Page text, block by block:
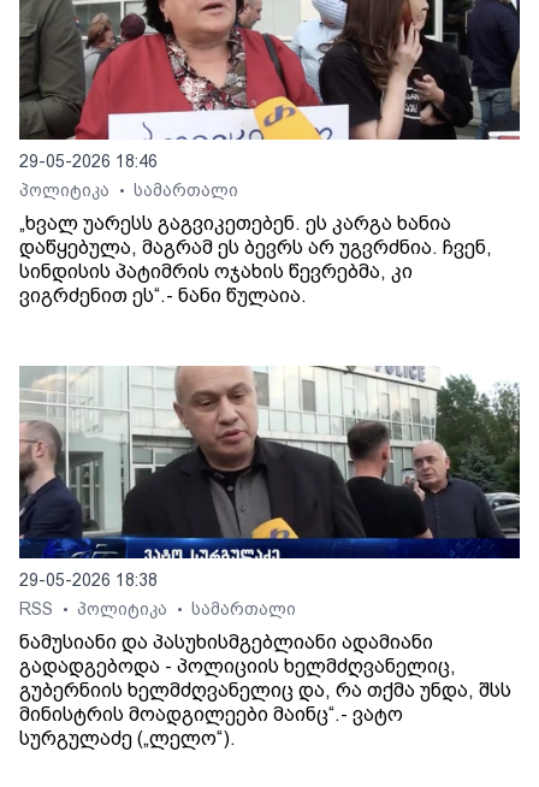
29-05-2026 18:46
პოლიტიკა
• სამართალი
„ხვალ უარესს გაგვიკეთებენ. ეს კარგა ხანია
დაწყებულა, მაგრამ ეს ბევრს არ უგვრძნია. ჩვენ,
სინდისის პატიმრის ოჯახის წევრებმა, კი
ვიგრძენით ეს“.- ნანი წულაია.
29-05-2026 18:38
RSS
• პოლიტიკა • სამართალი
ნამუსიანი და პასუხისმგებლიანი ადამიანი
გადადგებოდა - პოლიციის ხელმძღვანელიც,
გუბერნიის ხელმძღვანელიც და, რა თქმა უნდა, შსს
მინისტრის მოადგილეები მაინც“.- ვატო
სურგულაძე („ლელო“).